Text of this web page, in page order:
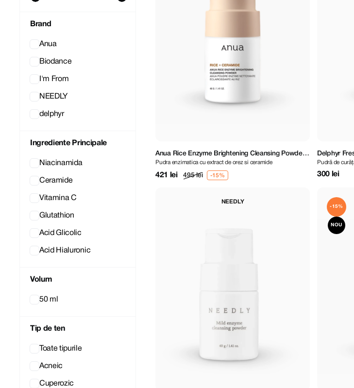
Brand
Anua
Biodance
I'm From
NEEDLY
delphyr
Ingrediente Principale
Niacinamida
Ceramide
Vitamina C
Glutathion
Acid Glicolic
Acid Hialuronic
Volum
50 ml
Tip de ten
Toate tipurile
Acneic
Cuperozic
Anua Rice Enzyme Brightening Cleansing Powder
40 g
Pudra enzimatica cu extract de orez si ceramide
421 lei 495 lei
Delphyr
g
Pudră de
300 lei
NEEDLY
-15%
NOU